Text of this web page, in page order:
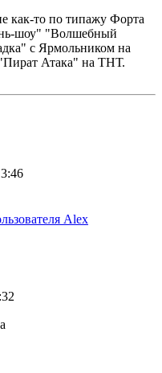
как-то по типажу Форта
шоу" "Волшебный
с Ярмольником на
Атака" на ТНТ.
Alex